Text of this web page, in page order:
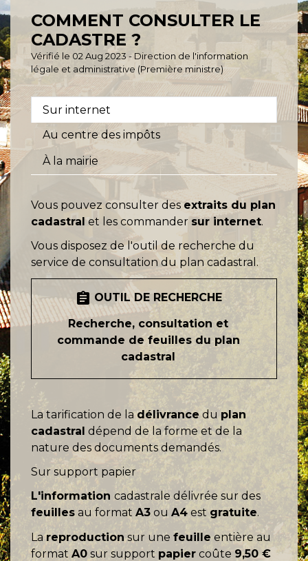
COMMENT CONSULTER LE
CADASTRE ?
Vérifié le 02 Aug 2023 - Direction de l'information
légale et administrative (Première ministre)
Sur internet
Au centre des impôts
À la mairie
Vous pouvez consulter des extraits du plan
cadastralet les commander sur internet.
Vous disposez de l'outil de recherche du
service de consultation du plan cadastral.
assignment OUTIL DE RECHERCHE
Recherche, consultation et
commande de feuilles du plan
cadastral
La tarification de ladélivrance du plan
cadastral dépend de la forme et de la
nature des documents demandés.
Sur support papier
L'information cadastrale délivrée sur des
feuilles au format A3 ouA4 est gratuite.
Lareproductionsur une feuille entière au
format A0 sur support papier coûte 9,50 €